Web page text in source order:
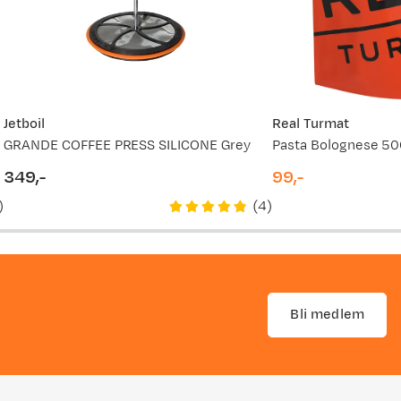
enkel
)
Jetboil
GRANDE COFFEE PRESS SILICONE Grey
349,-
(4)
Real Turmat
Pasta Bolognese
99,-
Bli medlem